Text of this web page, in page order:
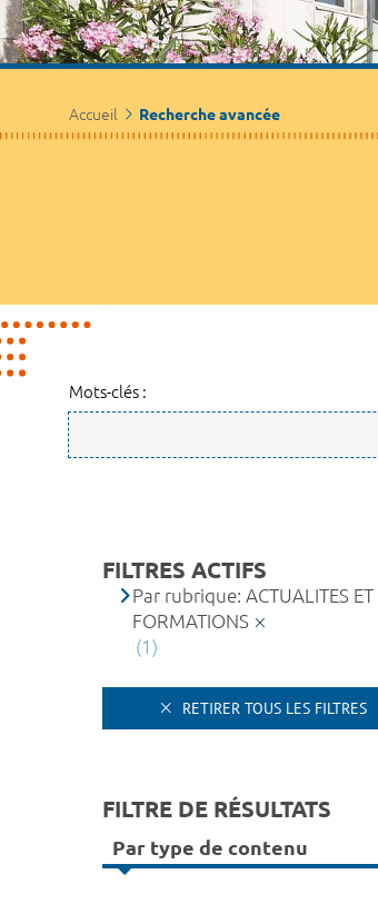
Accueil Recherche avancée
Mots-clés :
FILTRES ACTIFS
Par rubrique: ACTUALITES ET
FORMATIONS
(1)
RETIRER TOUS LES FILTRES
FILTRE DE RÉSULTATS
Par type de contenu